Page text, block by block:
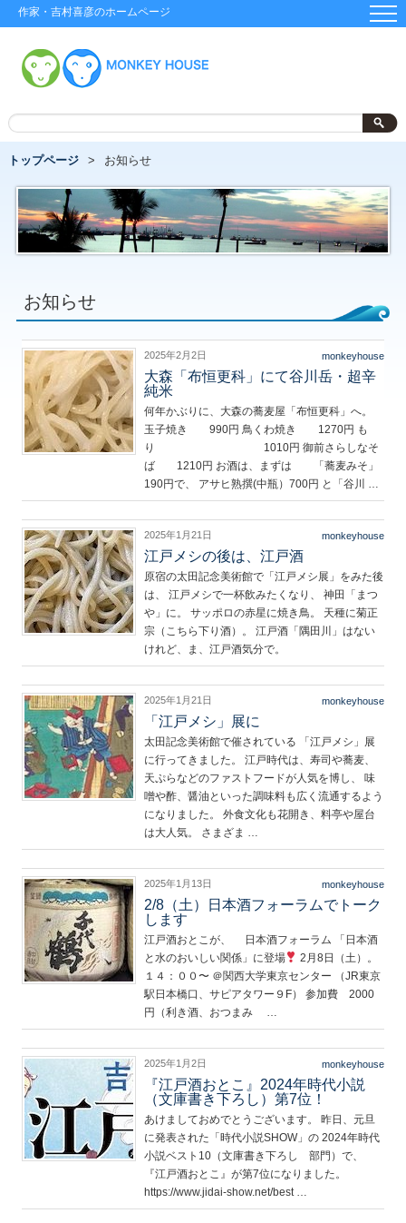
作家・吉村喜彦のホームページ
トップページ お知らせ
お知らせ
2025年2月2日 monkeyhouse
大森「布恒更科」にて谷川岳・超辛
純米
何年かぶりに、大森の蕎麦屋「布恒更科」へ。
玉子焼き 990円 鳥くわ焼き 1270円 も
り 1010円 御前さらしなそ
ば 1210円 お酒は、まずは 「蕎麦みそ」
190円で、 アサヒ熟撰(中瓶）700円 と「谷川 …
2025年1月21日 monkeyhouse
江戸メシの後は、江戸酒
原宿の太田記念美術館で「江戸メシ展」をみた後
は、 江戸メシで一杯飲みたくなり、 神田「まつ
や」に。 サッポロの赤星に焼き鳥。 天種に菊正
宗（こちら下り酒）。 江戸酒「隅田川」はない
けれど、ま、江戸酒気分で。
2025年1月21日 monkeyhouse
「江戸メシ」展に
太田記念美術館で催されている 「江戸メシ」展
に行ってきました。 江戸時代は、寿司や蕎麦、
天ぷらなどのファストフードが人気を博し、 味
噌や酢、醤油といった調味料も広く流通するよう
になりました。 外食文化も花開き、料亭や屋台
は大人気。 さまざま …
2025年1月13日 monkeyhouse
2/8（土）日本酒フォーラムでトーク
します
江戸酒おとこが、 日本酒フォーラム 「日本酒
と水のおいしい関係」に登場
2月8日（土）。
１４：００〜 ＠関西大学東京センター （JR東京
駅日本橋口、サピアタワー９F） 参加費 2000
円（利き酒、おつまみ …
2025年1月2日 monkeyhouse
『江戸酒おとこ』2024年時代小説
（文庫書き下ろし）第7位！
あけましておめでとうございます。 昨日、元旦
に発表された「時代小説SHOW」の 2024年時代
小説ベスト10（文庫書き下ろし 部門）で、
『江戸酒おとこ』が第7位になりました。
https://www.jidai-show.net/best …